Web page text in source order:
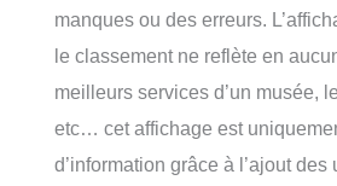
manques ou des erreurs.
le classement ne reflète en
meilleurs services d’un musée,
etc… cet affichage est
d’information grâce à l’ajout